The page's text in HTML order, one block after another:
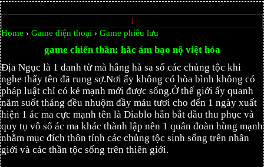
↓
Home › Game điện thoại › Game phiêu lưu
game chiến thần: hắc ám bạo nộ việt hóa
Địa Ngục là 1 danh từ mà hằng hà sa số các chủng tộc khi
nghe thấy tên đã rung sợ.Nơi ấy không có hòa bình không có
pháp luật chỉ có kẻ mạnh mới được sống.Ở thế giới ấy quanh
năm suốt tháng đều nhuộm đầy máu tươi cho đến 1 ngày xuất
hiện 1 ác ma cực mạnh tên là Diablo hắn bắt đầu thu phục và
quy tụ vô số ác ma khác thành lập nên 1 quân đoàn hùng mạnh
nhằm mục đích thôn tính các chủng tộc sinh sống trên nhân
giới và các thần tộc sống trên thiên giới.